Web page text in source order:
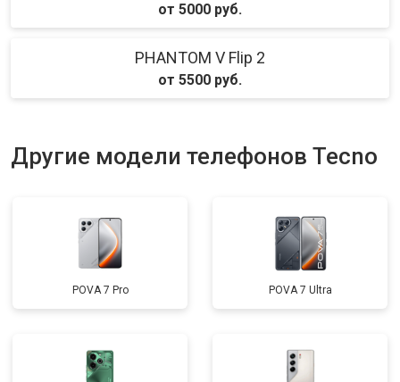
от 5000 руб.
PHANTOM V Flip 2
от 5500 руб.
Другие модели телефонов Tecno
POVA 7 Pro POVA 7 Ultra